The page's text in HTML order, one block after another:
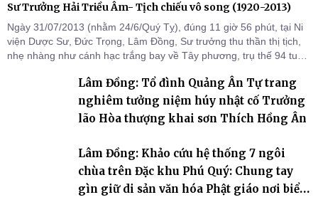
Sư Trưởng Hải Triều Âm- Tịch chiếu vô song (1920-2013)
Ngày 31/07/2013 (nhằm 24/6/Quý Tỵ), đúng 11 giờ 56 phút, tại Ni
viện Dược Sư, Đức Trọng, Lâm Đồng, Sư trưởng thu thần thị tịch,
nhẹ nhàng như cánh hạc trắng bay về Tây phương, trụ thế 94 tuổi
Lâm Đồng: Tổ đình Quảng Ân Tự trang
nghiêm tưởng niệm húy nhật cố Trưởng
lão Hòa thượng khai sơn Thích Hồng Ân
Lâm Đồng: Khảo cứu hệ thống 7 ngôi
chùa trên Đặc khu Phú Quý: Chung tay
gìn giữ di sản văn hóa Phật giáo nơi biển